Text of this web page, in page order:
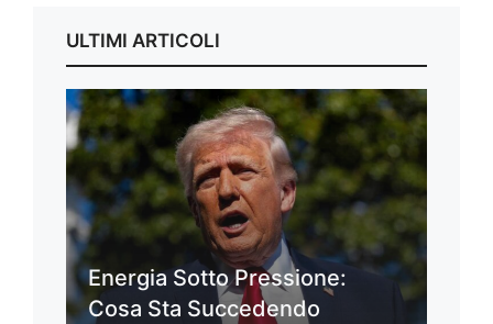
ULTIMI ARTICOLI
Energia Sotto Pressione:
Cosa Sta Succedendo